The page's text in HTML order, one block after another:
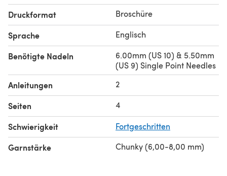
Druckformat Broschüre
Sprache Englisch
Benötigte Nadeln
6.00mm (US 10) & 5.50mm
(US 9) Single Point Needles
Anleitungen 2
Seiten 4
Schwierigkeit Fortgeschritten
Garnstärke Chunky (6,00-8,00 mm)